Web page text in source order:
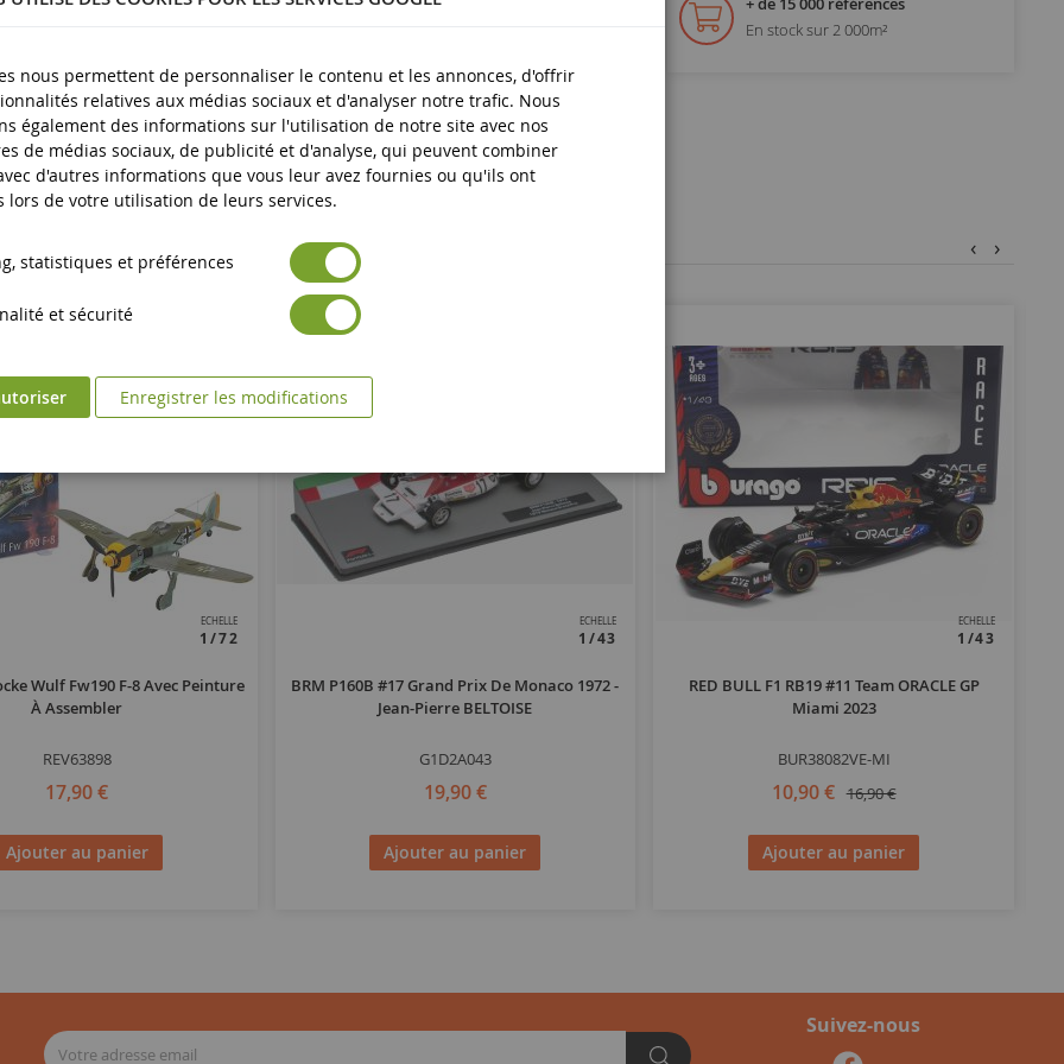
En stock sur 2 000m²
ECHELLE
1/72
Wulf Fw190 F-8 Avec Peinture
À Assembler
REV63898
17,90 €
Ajouter au panier
ECHELLE
1/43
BRM P160B #17 Grand Prix De Monaco 1972 -
Jean-Pierre BELTOISE
G1D2A043
19,90 €
Ajouter au panier
ECHELLE
1/43
RED BULL F1 RB19 #11 Team ORACLE GP
Miami 2023
BUR38082VE-MI
10,90 € 16,90 €
Ajouter au panier
‹ ›
Suivez-nous
nous permettent de personnaliser le contenu et les annonces, d'offrir
relatives aux médias sociaux et d'analyser notre trafic. Nous
également des informations sur l'utilisation de notre site avec nos
de médias sociaux, de publicité et d'analyse, qui peuvent combiner
d'autres informations que vous leur avez fournies ou qu'ils ont
lors de votre utilisation de leurs services.
statistiques et préférences
et sécurité
Enregistrer les modifications